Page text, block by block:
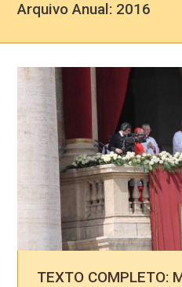
Arquivo Anual: 2016
TEXTO COMPLETO: